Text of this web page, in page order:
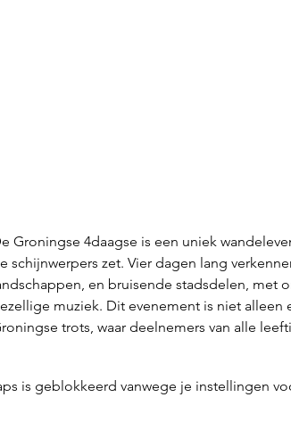
Groningse 4daagse is een uniek
schijnwerpers zet. Vier dagen lang
en bruisende stadsdelen, met
muziek. Dit evenement is niet
trots, waar deelnemers van alle
is geblokkeerd vanwege je instellingen